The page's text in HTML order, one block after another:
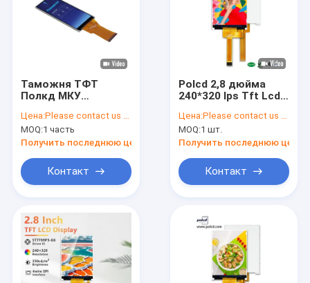
Продукты
VR - шоу
Таможня ТФТ
Полкд МКУ
касания Лкд дюйма
320кс240 для
прибора андроида
Цена:Please contact us for latest price
MOQ:1 часть
Получить последнюю цену
Контакт
Polcd 2,8 дюйма
240*320 Ips Tft Lcd
All Free Viewing Angle
Панельный
дисплейный модуль
Цена:Please contact us for latest price
MOQ:1 шт.
Получить последнюю цену
Контакт